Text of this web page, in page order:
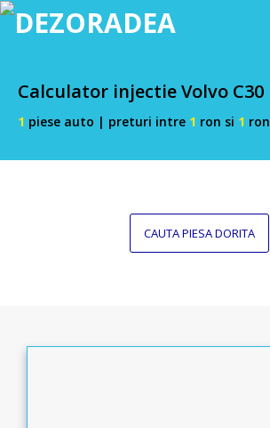
Calculator injectie Volvo C30
1 piese auto | preturi intre 1 ron si 1 ron
CAUTA PIESA DORITA